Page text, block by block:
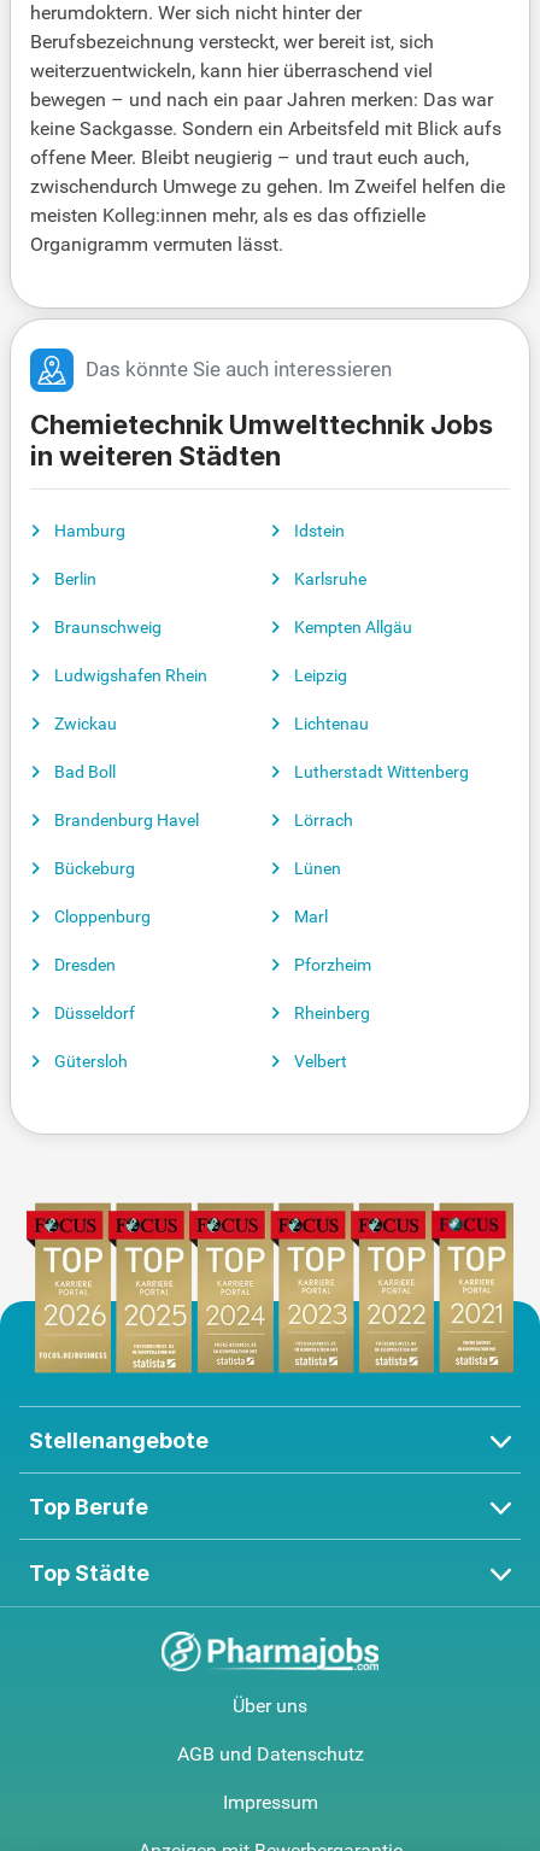
herumdoktern. Wer sich nicht hinter der
Berufsbezeichnung versteckt, wer bereit ist, sich
weiterzuentwickeln, kann hier überraschend viel
bewegen – und nach ein paar Jahren merken: Das war
keine Sackgasse. Sondern ein Arbeitsfeld mit Blick aufs
offene Meer. Bleibt neugierig – und traut euch auch,
zwischendurch Umwege zu gehen. Im Zweifel helfen die
meisten Kolleg:innen mehr, als es das offizielle
Organigramm vermuten lässt.
Das könnte Sie auch interessieren
Chemietechnik Umwelttechnik Jobs
in weiteren Städten
Hamburg
Berlin
Braunschweig
Ludwigshafen Rhein
Zwickau
Bad Boll
Brandenburg Havel
Bückeburg
Cloppenburg
Dresden
Düsseldorf
Gütersloh
Idstein
Karlsruhe
Kempten Allgäu
Leipzig
Lichtenau
Lutherstadt Wittenberg
Lörrach
Lünen
Marl
Pforzheim
Rheinberg
Velbert
Stellenangebote
Top Berufe
Top Städte
Über uns
AGB und Datenschutz
Impressum